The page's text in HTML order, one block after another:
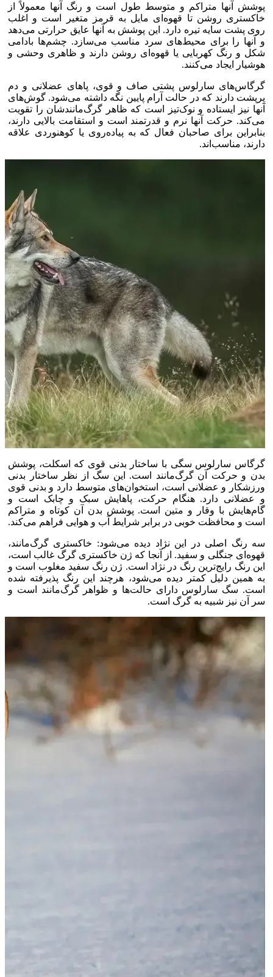
پوشش آنها متراکم و متوسط طول است و رنگ آنها معمولاً از
خاکستری روشن تا قهوه‌ای مایل به قرمز متغیر است و اغلب
روی پشت سایه تیره دارد. این پوشش به آنها عایق حرارتی می‌دهد
و آنها را برای محیط‌های سرد مناسب می‌سازد. چشم‌ها بادامی
شکل و رنگ کهربایی یا قهوه‌ای روشن دارند و ظاهری وحشی و
هوشیار ایجاد می‌کنند.
گرگاس‌های سارلوس پشتی صاف و قوی، پا‌های عضلانی و دم
پرپشت دارند که در حالت آرام پایین نگه داشته می‌شود. گوش‌های
آنها نیز ایستاده و نوک‌تیز است که ظاهر گرگ‌مانندشان را تقویت
می‌کند. حرکت آنها نرم و قدرتمند است و استقامت بالایی دارند،
بنابراین برای صاحبان فعال که به پیاده‌روی یا کوهنوردی علاقه
دارند، مناسب‌اند.
گرگاس سارلوس سگی با ساختار بدنی قوی که اسکلت، پوشش
بدن و حرکت آن گرگ‌مانند است. این سگ از نظر ساختار بدنی
ورزشکار و عضلانی است، استخوان‌های متوسط دارد و بدنی قوی
و عضلانی دارد. هنگام حرکت، پاهایش سبک و چابک است و
گام‌هایش با وقار و متین است. پوشش بدن آن کوتاه و متراکم
است و محافظت خوبی در برابر شرایط آب و هوایی فراهم می‌کند.
سه رنگ اصلی در این نژاد دیده می‌شود: خاکستری گرگ‌مانند،
قهوه‌ای جنگلی و سفید. از آنجا که ژن خاکستری گرگ غالب است،
این رنگ رایج‌ترین رنگ در نژاد است. ژن رنگ سفید مغلوب است و
به همین دلیل کمتر دیده می‌شود، هرچند این رنگ پذیرفته شده
است. سگ سارلوس دارای حالت‌ها و ظواهر گرگ‌مانند است و
سر آن نیز شبیه به گرگ است.